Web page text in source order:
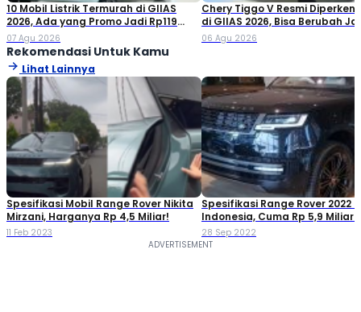
10 Mobil Listrik Termurah di GIIAS
2026, Ada yang Promo Jadi Rp119
Jutaan!
07 Agu 2026
Chery Tiggo V Resmi
di GIIAS 2026, Bisa Berubah
Double Cabin
06 Agu 2026
Rekomendasi Untuk Kamu
Lihat Lainnya
Spesifikasi Mobil Range Rover Nikita
Mirzani, Harganya Rp 4,5 Miliar!
11 Feb 2023
Spesifikasi Range Rover 2022
Indonesia, Cuma Rp 5,9 Miliar!
28 Sep 2022